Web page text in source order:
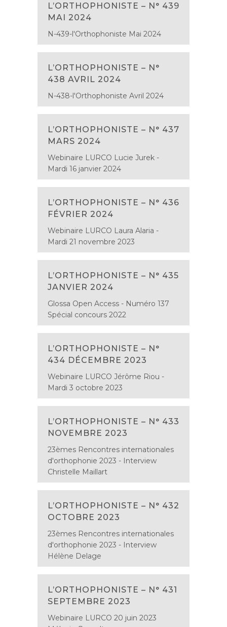
L’ORTHOPHONISTE – N° 439
MAI 2024
N-439-l'Orthophoniste Mai 2024
L’ORTHOPHONISTE – N°
438 AVRIL 2024
N-438-l'Orthophoniste Avril 2024
L’ORTHOPHONISTE – N° 437
MARS 2024
Webinaire LURCO Lucie Jurek -
Mardi 16 janvier 2024
L’ORTHOPHONISTE – N° 436
FÉVRIER 2024
Webinaire LURCO Laura Alaria -
Mardi 21 novembre 2023
L’ORTHOPHONISTE – N° 435
JANVIER 2024
Glossa Open Access - Numéro 137
Spécial concours 2022
L’ORTHOPHONISTE – N°
434 DÉCEMBRE 2023
Webinaire LURCO Jérôme Riou -
Mardi 3 octobre 2023
L’ORTHOPHONISTE – N° 433
NOVEMBRE 2023
23èmes Rencontres internationales
d'orthophonie 2023 - Interview
Christelle Maillart
L’ORTHOPHONISTE – N° 432
OCTOBRE 2023
23èmes Rencontres internationales
d'orthophonie 2023 - Interview
Hélène Delage
L’ORTHOPHONISTE – N° 431
SEPTEMBRE 2023
Webinaire LURCO 20 juin 2023